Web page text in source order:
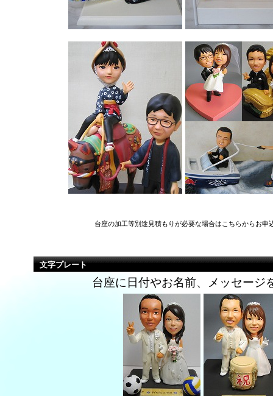
台座の加工等別途見積もりが必要な場合はこちらからお申
文字プレート
台座に日付やお名前、メッセージ